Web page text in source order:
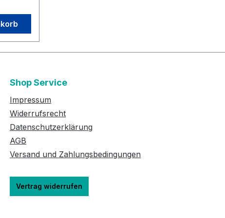
A2
€
die
Shop Service
Impressum
Widerrufsrecht
Datenschutzerklärung
AGB
Versand und Zahlungsbedingungen
Vertrag widerrufen